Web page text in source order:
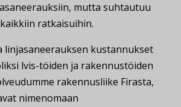
mutta suhtautuu
ratkaisuihin.
linjasaneerauksen kustannukset
lvis-töiden ja rakennustöiden
rakennusliike Firasta,
nimenomaan